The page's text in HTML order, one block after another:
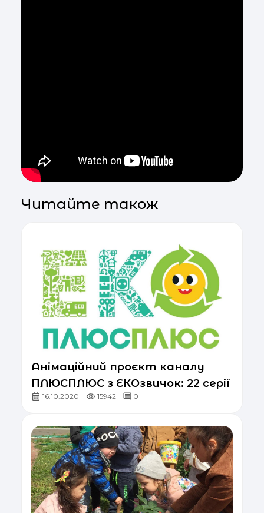
Читайте також
Анімаційний проєкт каналу
ПЛЮСПЛЮС з ЕКОзвичок: 22 серії
16.10.2020 15942 0